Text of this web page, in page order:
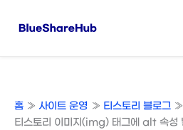
홈 사이트 운영
티스토리 블로그
티스토리 이미지(img) 태그에 alt 속성